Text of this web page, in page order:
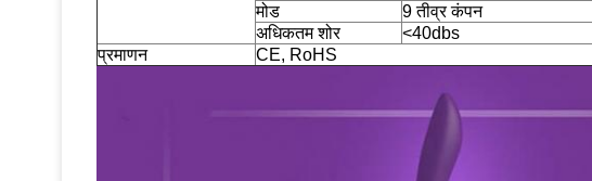
मोड
9 तीव्र कंपन
अधिकतम शोर
<40dbs
प्रमाणन
CE, RoHS